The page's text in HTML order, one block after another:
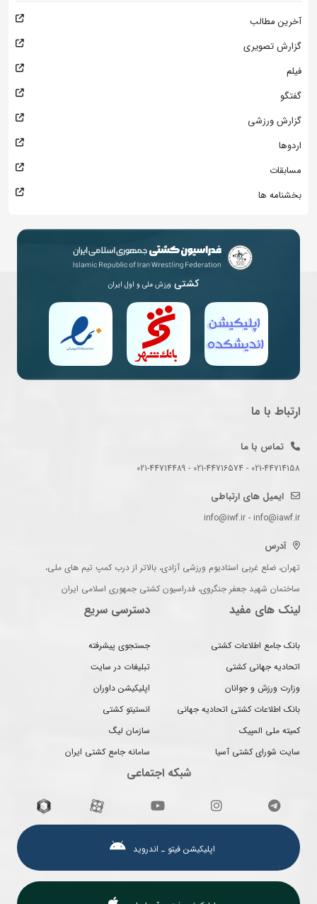
آخرین مطالب
گزارش تصویری
فیلم
گفتگو
گزارش ورزشی
اردوها
مسابقات
بخشنامه ها
کشتی ورزش ملی و اول ایران
ارتباط با ما
تماس با ما
021-44714158 - 021-44716574 - 021-44714489
ایمیل های ارتباطی
info@iwf.ir - info@iawf.ir
آدرس
تهران، ضلع غربی استادیوم ورزشی آزادی، بالاتر از درب کمپ تیم های ملی،
ساختمان شهید جعفر جنگروی، فدراسیون کشتی جمهوری اسلامی ایران
لینک های مفید
بانک جامع اطلاعات کشتی
اتحادیه جهانی کشتی
وزارت ورزش و جوانان
بانک اطلاعات کشتی اتحادیه جهانی
کمیته ملی المپیک
سایت شورای کشتی آسیا
دسترسی سریع
جستجوی پیشرفته
تبلیغات در سایت
اپلیکیشن داوران
انستیتو کشتی
سازمان لیگ
سامانه جامع کشتی ایران
شبکه اجتماعی
اپلیکیشن فیتو ـ اندروید